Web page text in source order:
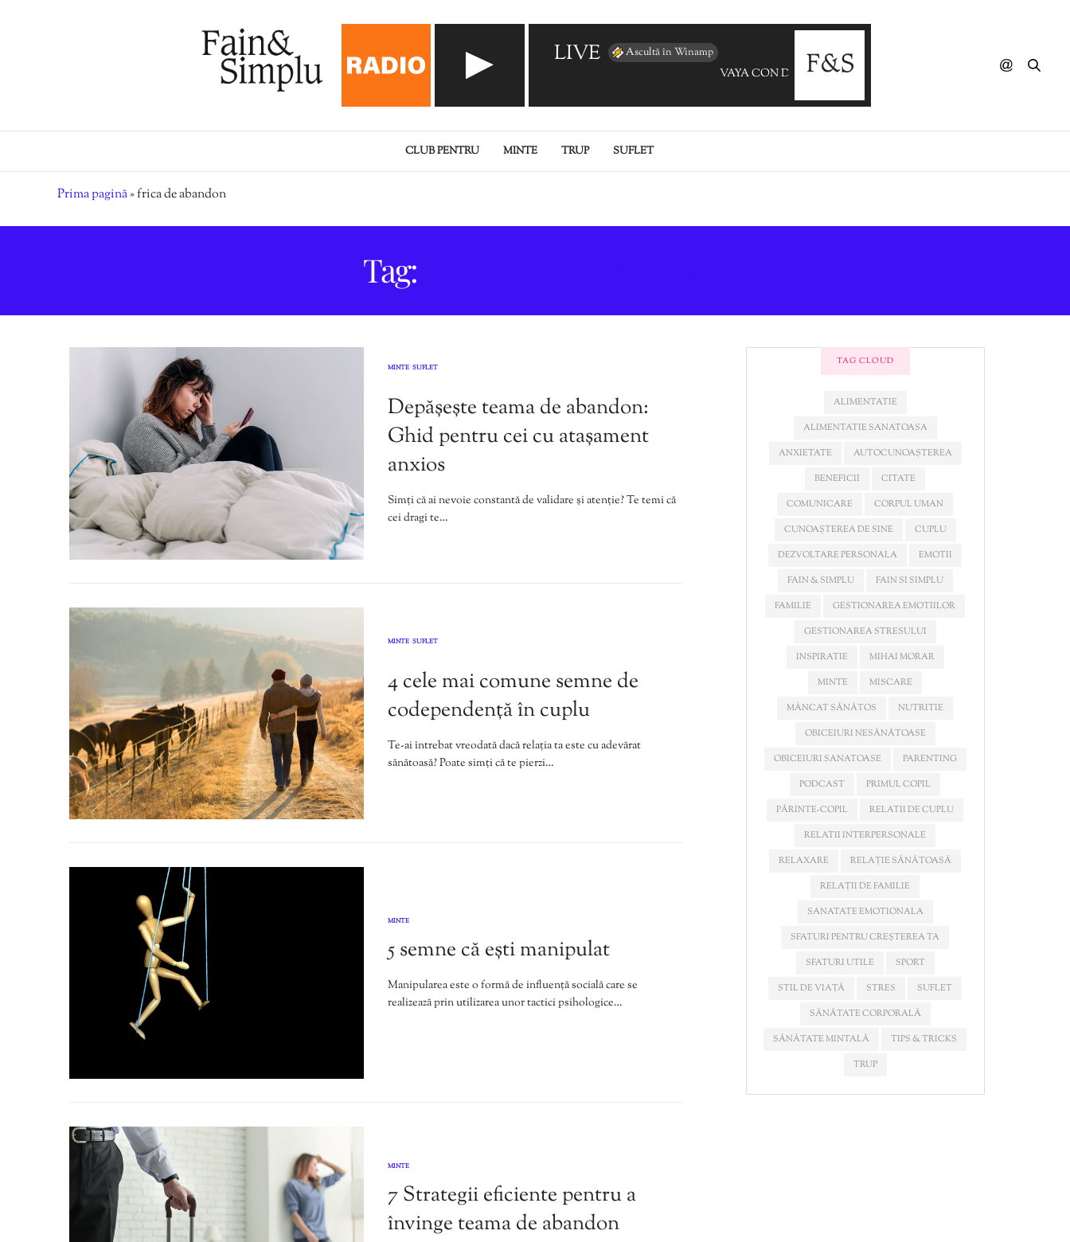
LIVE Ascultă în Winamp
VAYA CON DIOS - Stay With Me (Dimitris C Skiadas Bye
CLUB PENTRU MINTE TRUP SUFLET
Prima pagină»frica de abandon
Tag:
MINTE SUFLET
Depășește teama de abandon:
Ghid pentru cei cu atașament
anxios
Simți că ai nevoie constantă de validare și atenție? Te temi că
cei dragi te…
MINTE SUFLET
4 cele mai comune semne de
codependență în cuplu
Te-ai întrebat vreodată dacă relația ta este cu adevărat
sănătoasă? Poate simți că te pierzi…
MINTE
5 semne că ești manipulat
Manipularea este o formă de influență socială care se
realizează prin utilizarea unor tactici psihologice…
MINTE
7 Strategii eficiente pentru a
învinge teama de abandon
TAG CLOUD
ALIMENTATIE
ALIMENTATIE SANATOASA
ANXIETATE
AUTOCUNOAȘTEREA
BENEFICII
CITATE
COMUNICARE
CORPUL UMAN
CUNOAȘTEREA DE SINE
CUPLU
DEZVOLTARE PERSONALA
EMOTII
FAIN & SIMPLU
FAIN SI SIMPLU
FAMILIE
GESTIONAREA EMOTIILOR
GESTIONAREA STRESULUI
INSPIRATIE
MIHAI MORAR
MINTE
MISCARE
MÂNCAT SĂNĂTOS
NUTRITIE
OBICEIURI NESĂNĂTOASE
OBICEIURI SANATOASE
PARENTING
PODCAST
PRIMUL COPIL
PĂRINTE-COPIL
RELATII DE CUPLU
RELATII INTERPERSONALE
RELAXARE
RELAȚIE SĂNĂTOASĂ
RELAȚII DE FAMILIE
SANATATE EMOTIONALA
SFATURI PENTRU CREȘTEREA TA
SFATURI UTILE
SPORT
STIL DE VIAȚĂ
STRES
SUFLET
SĂNĂTATE CORPORALĂ
SĂNĂTATE MINTALĂ
TIPS & TRICKS
TRUP